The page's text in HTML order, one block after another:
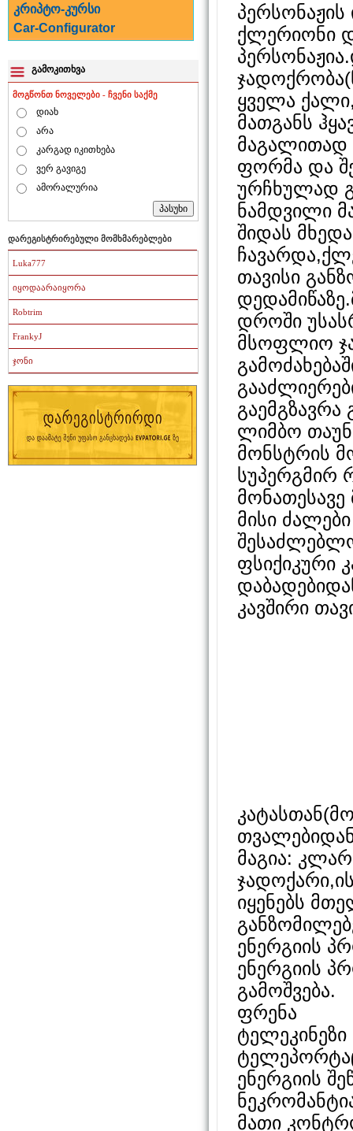
კრიპტო-კურსი
Car-Configurator
გამოკითხვა
მოგწონთ ნოველები - ჩვენი საქმე
დიახ
არა
კარგად იკითხება
ვერ გავიგე
ამორალურია
დარეგისტრირებული მომხმარებლები
Luka777
იყოდაარაიყორა
Robtrim
FrankyJ
ჯონი
ქლერიონი
ყველა
მათგანს
მაგალითად
ფორმა და
ურჩხულად
ნამდვილი
შიდას
თავისი
დროში
მსოფლიო
ლიმბო
მონსტრის
სუპერგმირ
მისი
ფსიქიკური
კავშირი
მაგია:
იყენებს
ენერგიის
ენერგიის
გამოშვება.
ფრენა
ტელეკინეზი
ენერგიის
მათი